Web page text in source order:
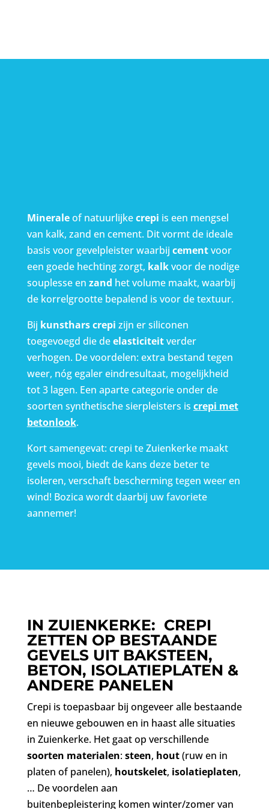
Mineraleof natuurlijkecrepi is een mengsel
van kalk, zand en cement. Dit vormt de ideale
basis voor gevelpleister waarbij cementvoor
een goede hechting zorgt, kalkvoor de nodige
souplesse en zand het volume maakt, waarbij
de korrelgrootte bepalend is voor de textuur.
Bij kunsthars crepi zijn er siliconen
toegevoegd die deelasticiteitverder
verhogen. De voordelen: extra bestand tegen
weer, nóg egaler eindresultaat, mogelijkheid
tot 3 lagen. Een aparte categorie onder de
soorten synthetische sierpleisters is crepi met
betonlook.
Kort samengevat: crepi te Zuienkerke maakt
gevels mooi, biedt de kans deze beter te
isoleren, verschaft bescherming tegen weer en
wind! Bozica wordt daarbij uw favoriete
aannemer!
IN ZUIENKERKE: CREPI
ZETTEN OP BESTAANDE
GEVELS UIT BAKSTEEN,
BETON, ISOLATIEPLATEN &
ANDERE PANELEN
Crepi is toepasbaar bij ongeveer alle bestaande
en nieuwe gebouwen en in haast alle situaties
in Zuienkerke. Het gaat op verschillende
soorten materialen:steen, hout(ruw en in
platen of panelen), houtskelet, isolatieplaten,
… De voordelen aan
buitenbepleistering komen winter/zomer van